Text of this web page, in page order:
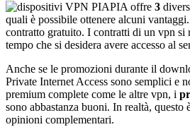
PIA offre 3
quali è possibile ottenere alcuni
contratto gratuito. I contratti di un vpn si
tempo che si desidera avere accesso al
Anche se le promozioni durante il
Private Internet Access sono semplici e
premium complete come le altre vpn, i
sono abbastanza buoni. In realtà,
opinioni complementari.